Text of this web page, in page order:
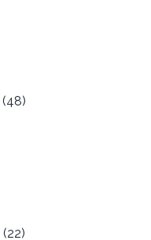
(48)
(22)